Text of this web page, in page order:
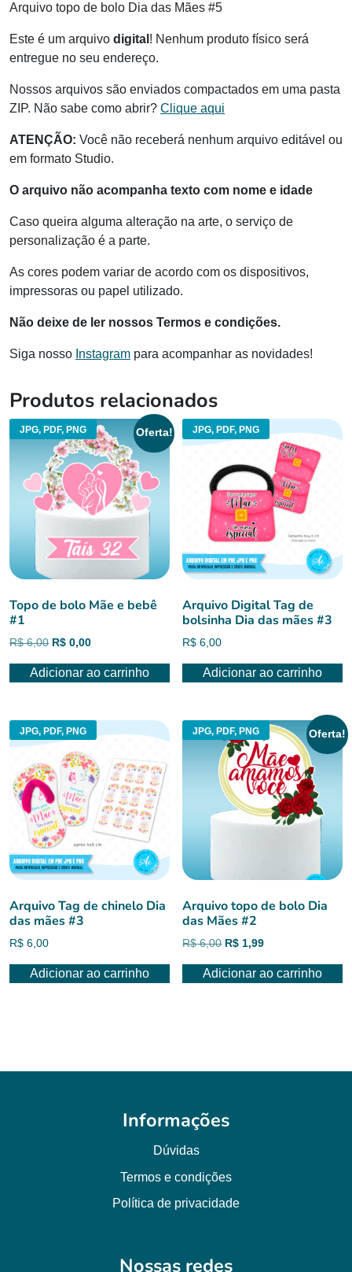
Arquivo topo de bolo Dia das Mães #5
Este é um arquivo digital ! Nenhum produto físico será
entregue no seu endereço.
Nossos arquivos são enviados compactados em uma pasta
ZIP. Não sabe como abrir? Clique aqui
ATENÇÃO: Você não receberá nenhum arquivo editável ou
em formato Studio.
O arquivo não acompanha texto com nome e idade
Caso queira alguma alteração na arte, o serviço de
personalização é a parte.
As cores podem variar de acordo com os dispositivos,
impressoras ou papel utilizado.
Não deixe de ler nossos Termos e condições.
Siga nosso Instagram para acompanhar as novidades!
Produtos relacionados
JPG, PDF, PNG Oferta!
Topo de bolo Mãe e bebê
#1
R$6,00 O
original
R$ 0,00O
atual
Adicionar ao carrinho
JPG, PDF, PNG
Arquivo Digital Tag de
bolsinha Dia das mães #3
R$ 6,00
Adicionar ao carrinho
JPG, PDF, PNG
Arquivo Tag de chinelo Dia
das mães #3
R$ 6,00
Adicionar ao carrinho
JPG, PDF, PNG Oferta!
Arquivo topo de bolo Dia
das Mães #2
R$6,00 O
original
R$ 1,99O
atual
Adicionar ao carrinho
Informações
Dúvidas
Termos e condições
Política de privacidade
Nossas redes